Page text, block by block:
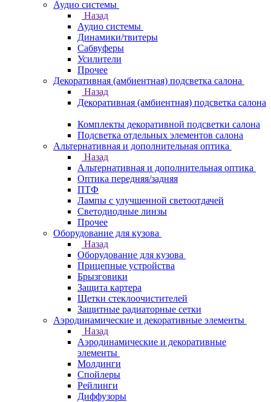
Аудио системы
Назад
Аудио системы
Динамики/твитеры
Сабвуферы
Усилители
Прочее
Декоративная (амбиентная) подсветка салона
Назад
Декоративная (амбиентная) подсветка салона
Комплекты декоративной подсветки салона
Подсветка отдельных элементов салона
Альтернативная и дополнительная оптика
Назад
Альтернативная и дополнительная оптика
Оптика передняя/задняя
ПТФ
Лампы с улучшенной светоотдачей
Светодиодные линзы
Прочее
Оборудование для кузова
Назад
Оборудование для кузова
Прицепные устройства
Брызговики
Защита картера
Щетки стеклоочистителей
Защитные радиаторные сетки
Аэродинамические и декоративные элементы
Назад
Аэродинамические и декоративные
элементы
Молдинги
Спойлеры
Рейлинги
Диффузоры